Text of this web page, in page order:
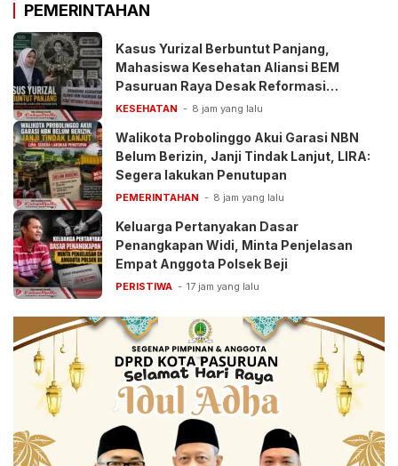
PEMERINTAHAN
Kasus Yurizal Berbuntut Panjang,
Mahasiswa Kesehatan Aliansi BEM
Pasuruan Raya Desak Reformasi
Pelayanan BPJS
KESEHATAN 8 jam yang lalu
Walikota Probolinggo Akui Garasi NBN
Belum Berizin, Janji Tindak Lanjut, LIRA:
Segera lakukan Penutupan
PEMERINTAHAN 8 jam yang lalu
Keluarga Pertanyakan Dasar
Penangkapan Widi, Minta Penjelasan
Empat Anggota Polsek Beji
PERISTIWA 17 jam yang lalu